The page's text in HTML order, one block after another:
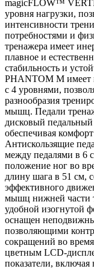
magicFLOW™
уровня нагрузки,
интенсивности
потребностями и
тренажера имеет
плавное и
стабильность и
PHANTOM M имеет
с 4 уровнями,
разнообразия
мышц. Педали
дисковый
обеспечивая
Антискользящие
между педалями в 6
положение ног во
длину шага в 51 см,
эффективного
мышц нижней части
удобной изогнутой
оснащен
позволяющими
сокращений во
цветным LCD-
показатели,